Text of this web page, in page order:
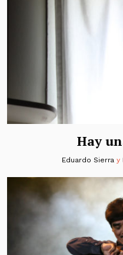
Hay
Eduardo Sierra y